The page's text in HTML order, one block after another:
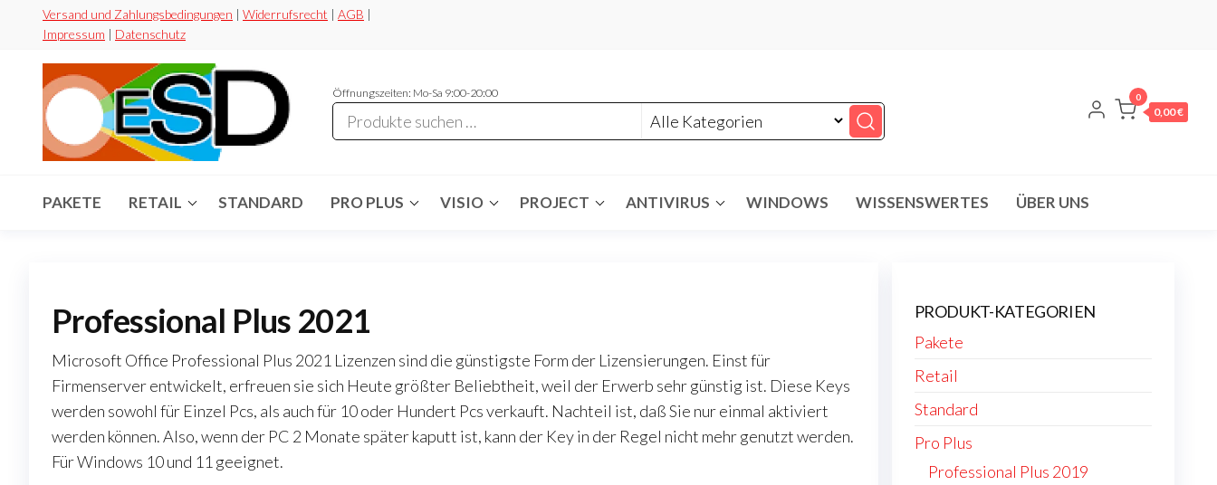
springen
Versand und Zahlungsbedingungen | Widerrufsrecht | AGB |
Impressum | Datenschutz
Handel
Preiswert
Öffnungszeiten: Mo-Sa 9:00-20:00 0
0,00 €
PAKETE RETAIL STANDARD PRO PLUS VISIO PROJECT ANTIVIRUS WINDOWS WISSENSWERTES ÜBER UNS
Professional Plus 2021
Microsoft Office Professional Plus 2021 Lizenzen sind die günstigste Form der Lizensierungen. Einst für
Firmenserver entwickelt, erfreuen sie sich Heute größter Beliebtheit, weil der Erwerb sehr günstig ist. Diese Keys
werden sowohl für Einzel Pcs, als auch für 10 oder Hundert Pcs verkauft. Nachteil ist, daß Sie nur einmal aktiviert
werden können. Also, wenn der PC 2 Monate später kaputt ist, kann der Key in der Regel nicht mehr genutzt werden.
Für Windows 10 und 11 geeignet.
PRODUKT-KATEGORIEN
Pakete
Retail
Standard
Pro Plus
Professional Plus 2019